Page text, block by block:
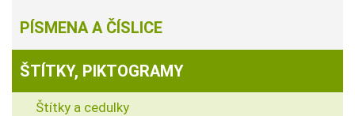
PÍSMENA A ČÍSLICE
ŠTÍTKY, PIKTOGRAMY
Štítky a cedulky